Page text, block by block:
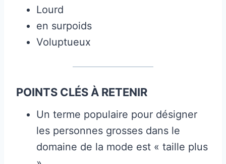
Lourd
en surpoids
Voluptueux
POINTS CLÉS À RETENIR
Un terme populaire pour désigner
les personnes grosses dans le
domaine de la mode est « taille plus